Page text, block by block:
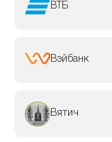
ВТБ
Вэйбанк
Вятич